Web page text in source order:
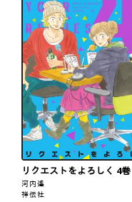
リクエストをよろしく 4巻
河内遙
祥伝社